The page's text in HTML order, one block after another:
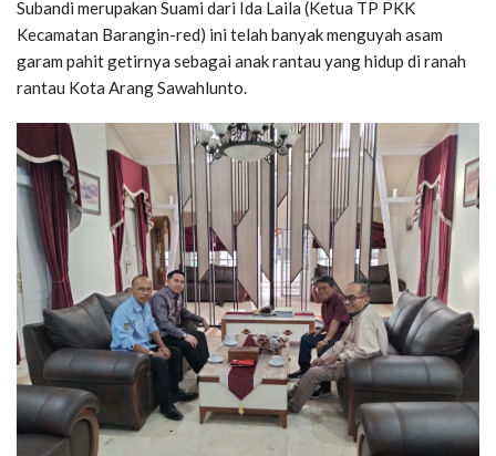
Subandi merupakan Suami dari Ida Laila (Ketua TP PKK
Kecamatan Barangin-red) ini telah banyak menguyah asam
garam pahit getirnya sebagai anak rantau yang hidup di ranah
rantau Kota Arang Sawahlunto.